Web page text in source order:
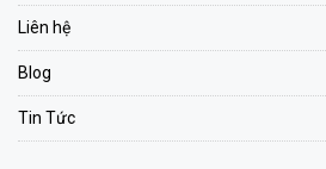
Liên hệ
Blog
Tin Tức